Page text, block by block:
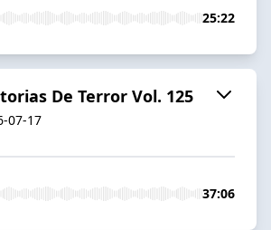
25:22
De Terror Vol. 125
07-17
37:06